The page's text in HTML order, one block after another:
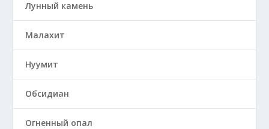
Лунный камень
Малахит
Нуумит
Обсидиан
Огненный опал